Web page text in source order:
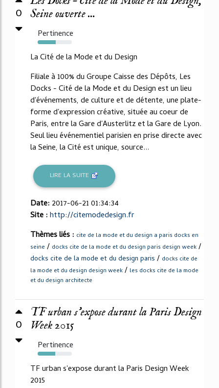
0
Seine ouverte ...
Pertinence
53%
La Cité de la Mode et du Design
Filiale à 100% du Groupe Caisse des Dépôts, Les
Docks - Cité de la Mode et du Design est un lieu
d'événements, de culture et de détente, une plate-
forme d'expression créative, située au coeur de
Paris, entre la Gare d'Austerlitz et la Gare de Lyon.
Seul lieu événementiel parisien en prise directe avec
la Seine, la Cité est unique, source...
LIRE LA SUITE
Date: 2017-06-21 01:34:34
Site :http://citemodedesign.fr
Thèmes liés : cite de la mode et du design a paris docks en
seine / docks cite de la mode et du design paris design week /
docks cite de la mode et du design paris / docks cite de
la mode et du design design week / les docks cite de la mode
et du design architecte
0
TF urban s’expose durant la Paris Design
Week 2015
Pertinence
52%
TF urban s'expose durant la Paris Design Week
2015